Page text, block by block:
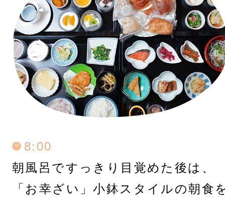
8:00
朝風呂ですっきり目覚めた後は、
「お幸ざい」小鉢スタイルの朝食